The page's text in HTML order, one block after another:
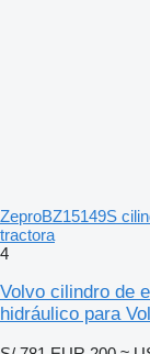
ZeproBZ15149S
tractora
4
Volvo cilindro de
hidráulico para